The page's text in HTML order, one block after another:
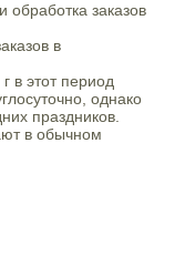
заказов
в
в этот период
однако
праздников.
в обычном